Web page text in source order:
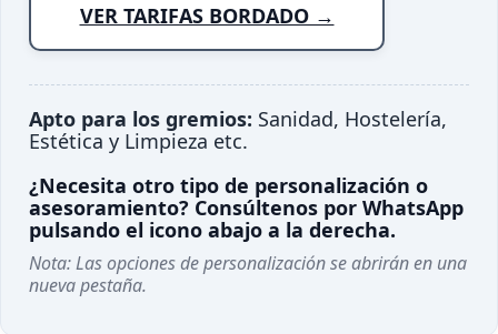
VER TARIFAS BORDADO →
Apto para los gremios: Sanidad, Hostelería,
Estética y Limpieza etc.
¿Necesita otro tipo de personalización o
asesoramiento? Consúltenos por WhatsApp
pulsando el icono abajo a la derecha.
Nota: Las opciones de personalización se abrirán en una
nueva pestaña.